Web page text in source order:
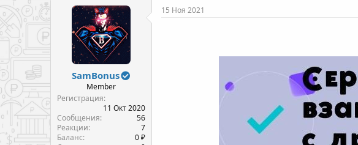
SamBonus
Member
Регистрация
11 Окт 2020
Сообщения
56
Реакции
7
Баланс
0 ₽
15 Ноя 2021